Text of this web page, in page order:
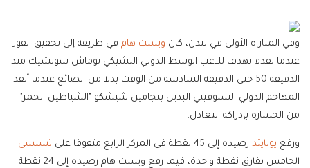
وفي المباراة الأولى في لندن، كان ويست هام في طريقه إلى تحقيق الفوز
عندما تقدم بهدف للاعب الوسط الدولي التشيكي توماش سوتشيك منذ
الدقيقة 50 حتى الدقيقة السادسة من الوقت بدلا من الضائع عندما أنقذ
المهاجم الدولي السلوفيني البديل بنجامين شيشكو "الشياطين الحمر"
من الخسارة بإدراكه التعادل.
ورفع يونايتد رصيده إلى 45 نقطة في المركز الرابع متفوقا على
تشلسي
الخامس بفارق نقطة واحدة، فيما رفع ويست هام رصيده إلى 24 نقطة